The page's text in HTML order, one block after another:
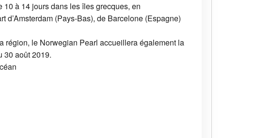
à 14 jours dans les îles grecques, en
(Pays-Bas), de Barcelone (Espagne)
région, le Norwegian Pearl accueillera également la
30 août 2019.